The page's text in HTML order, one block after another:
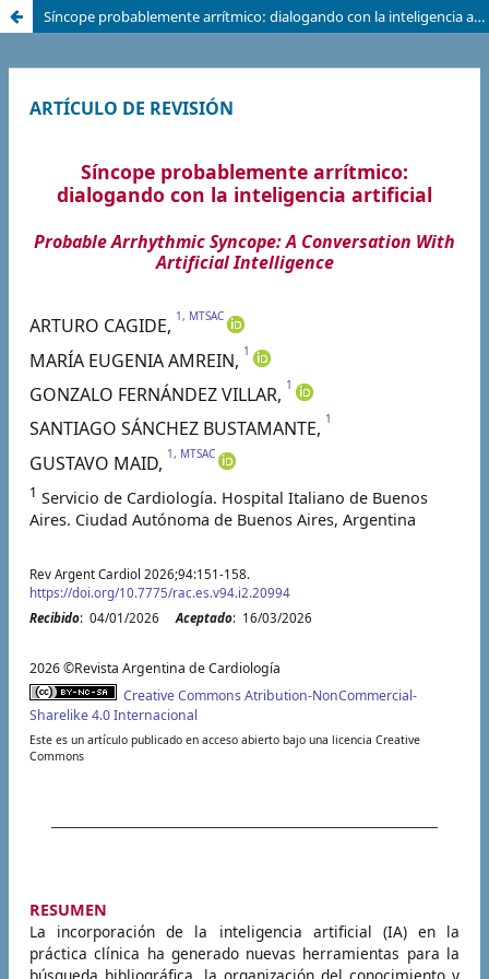
Síncope probablemente arrítmico: dialogando con la inteligencia artificial